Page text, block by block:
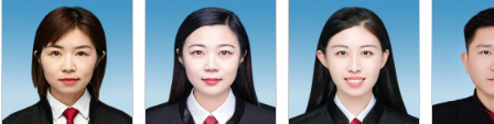
全市司法行政系统优秀律师事务所 2012/2/14
全市司法行政系统先进集体 2012/2/14
公正执法先进单位 2009/1/15